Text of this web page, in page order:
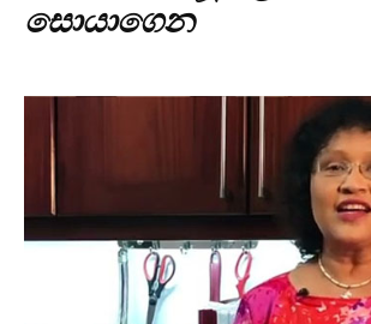
සොයාගෙන